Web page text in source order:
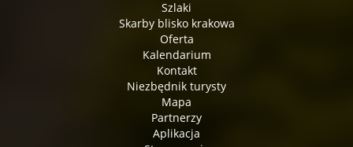
Szlaki
Skarby blisko krakowa
Oferta
Kalendarium
Kontakt
Niezbędnik turysty
Mapa
Partnerzy
Aplikacja